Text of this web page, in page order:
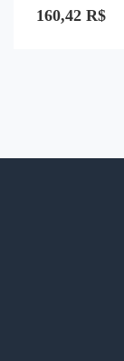
0
de
160,42 R$